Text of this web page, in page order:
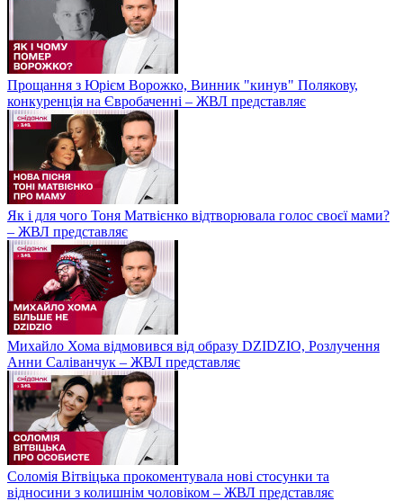
Прощання з Юрієм Ворожко, Винник "кинув" Полякову,
конкуренція на Євробаченні – ЖВЛ представляє
Як і для чого Тоня Матвієнко відтворювала голос своєї мами?
– ЖВЛ представляє
Михайло Хома відмовився від образу DZIDZIO, Розлучення
Анни Саліванчук – ЖВЛ представляє
Соломія Вітвіцька прокоментувала нові стосунки та
відносини з колишнім чоловіком – ЖВЛ представляє